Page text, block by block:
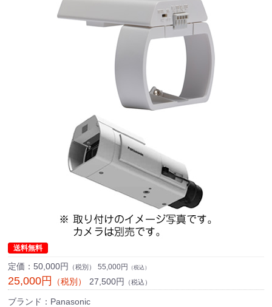
送料無料
定価： 50,000円 （税別） 55,000円 （税込）
25,000円 （税別） 27,500円 （税込）
ブランド：Panasonic